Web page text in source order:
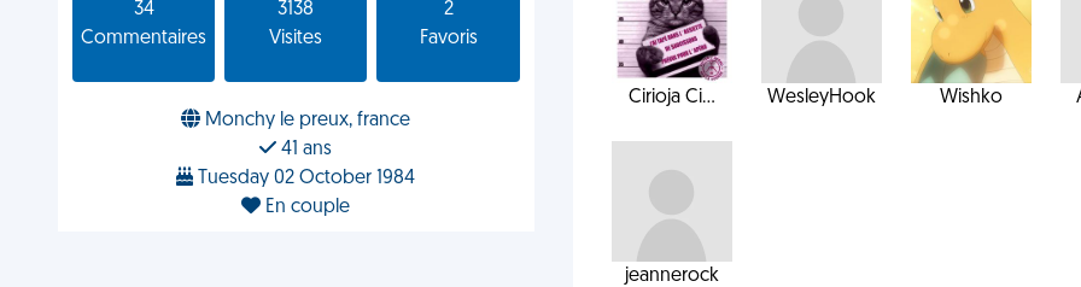
34
Commentaires
3138
Visites
2
Favoris
Monchy le preux, france
41 ans
Tuesday 02 October 1984
En couple
Cirioja Ci... WesleyHook Wishko
jeannerock